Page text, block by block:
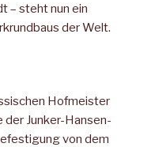
– steht nun ein
der Welt.
Hofmeister
der Junker-Hansen-
von dem